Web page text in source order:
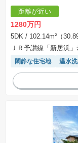
距離が近い
1280万円
5DK / 102.14m²（
ＪＲ予讃線「新居浜」
閑静な住宅地 温水